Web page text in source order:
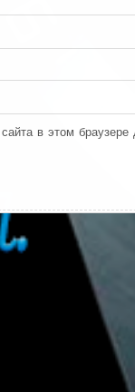
в этом